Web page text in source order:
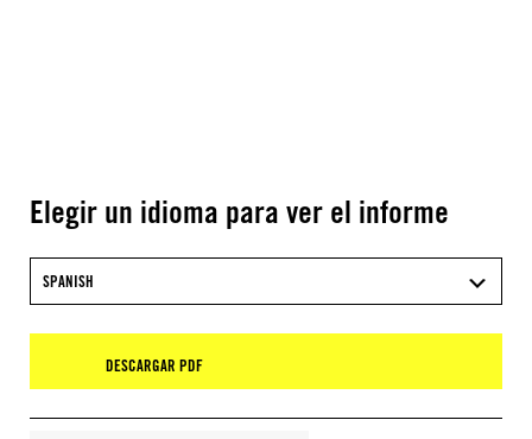
Elegir un idioma para ver el informe
SPANISH
DESCARGAR PDF